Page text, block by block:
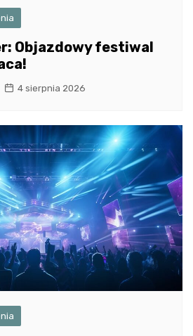
Objazdowy festiwal
4 sierpnia 2026